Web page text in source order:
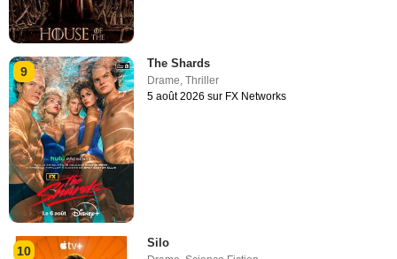
9
The Shards
Drame ,Thriller
5 août 2026 sur FX Networks
10
Silo